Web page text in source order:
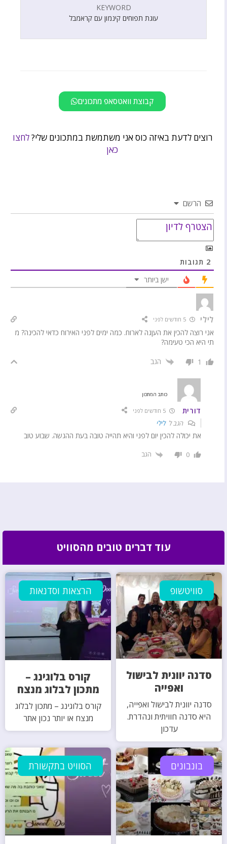
KEYWORD
עוגת תפוחים קינמון עם קראמבל
קבוצת וואטסאפ מתכונים
רוצים לדעת באיזה כוס אני משתמשת במתכונים שלי?לחצו
כאן
הרשם
2 תגובות
ישן ביותר
לילי
אני רוצה להכין את העןגה לארוח. כמה ימים לפני האירוח כדאי להכינה? מ
תי היא הכי טעימה?
1 הגב
כותב המתכון
דורית 5 חודשים לפני
הגב ללילי
את יכולה להכין יום לפני והיא תהייה טובה בעת ההגשה. שבוע טוב
0 הגב
עוד דברים טובים מהסוויט
סוויטשופ
סדנה יוונית לבישול
ואפייה
סדנה יוונית לבישול ואפייה,
היא סדנה חוויתית ונהדרת.
עדכון
הרצאות וסדנאות
קורס בלוגינג –
מתכון לבלוג מנצח
קורס בלוגינג – מתכון לבלוג
מנצח או יותר נכון אתר
בונבונים הסוויט בתקשורת